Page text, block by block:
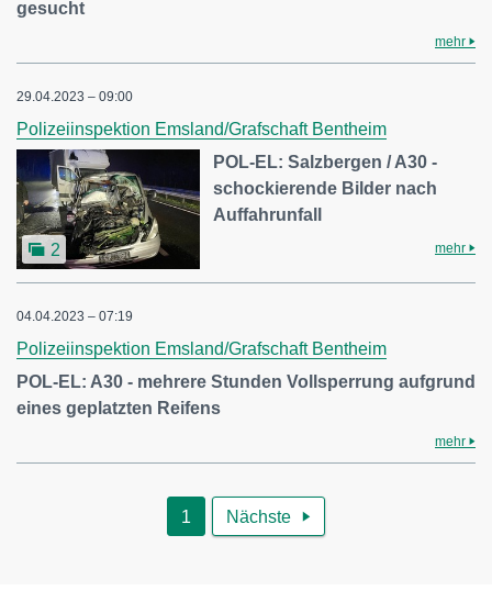
gesucht
mehr
29.04.2023 – 09:00
Polizeiinspektion Emsland/Grafschaft Bentheim
2
POL-EL: Salzbergen / A30 -
schockierende Bilder nach
Auffahrunfall
mehr
04.04.2023 – 07:19
Polizeiinspektion Emsland/Grafschaft Bentheim
POL-EL: A30 - mehrere Stunden Vollsperrung aufgrund
eines geplatzten Reifens
mehr
1 Nächste 